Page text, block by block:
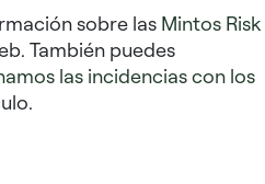
sobre las Mintos Risk
También puedes
las incidencias con los